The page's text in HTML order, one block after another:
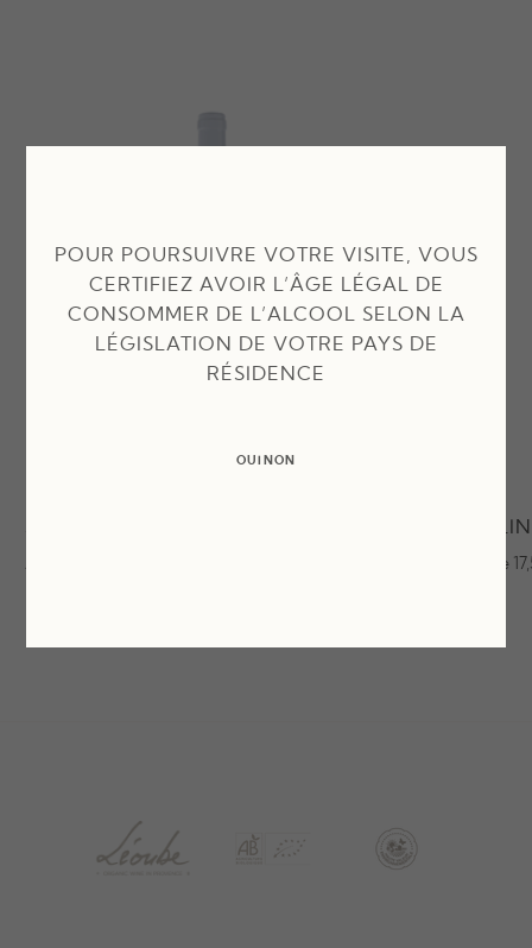
POUR POURSUIVRE VOTRE VISITE, VOUS
CERTIFIEZ AVOIR L’ÂGE LÉGAL DE
CONSOMMER DE L’ALCOOL SELON LA
LÉGISLATION DE VOTRE PAYS DE
RÉSIDENCE
OUI NON
A partir de 27,50€ A partir de